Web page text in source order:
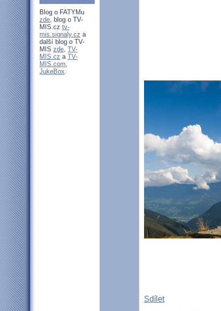
Blog o FATYMu
zde, blog o TV-
MIS.cz tv-
mis.signaly.cz a
další blog o TV-
MIS zde, TV-
MIS.cz a TV-
MIS.com,
JukeBox.
Sdílet